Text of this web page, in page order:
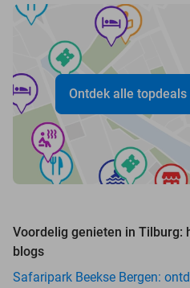
Ontdek alle
Voordelig genieten in Tilburg:
blogs
Safaripark Beekse Bergen: